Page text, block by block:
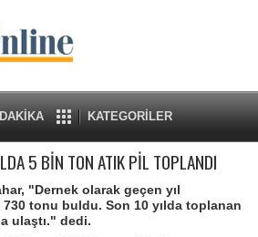
KATEGORİLER
5 BİN TON ATIK PİL TOPLANDI
"Dernek olarak geçen yıl
730 tonu buldu. Son 10 yılda toplanan
ulaştı." dedi.